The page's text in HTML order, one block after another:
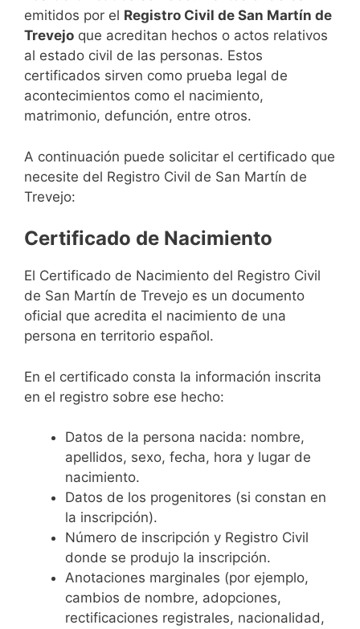
emitidos por el Registro Civil de San Martín de
Trevejo que acreditan hechos o actos relativos
al estado civil de las personas. Estos
certificados sirven como prueba legal de
acontecimientos como el nacimiento,
matrimonio, defunción, entre otros.
A continuación puede solicitar el certificado que
necesite del Registro Civil de San Martín de
Trevejo:
Certificado de Nacimiento
El Certificado de Nacimiento del Registro Civil
de San Martín de Trevejo es un documento
oficial que acredita el nacimiento de una
persona en territorio español.
En el certificado consta la información inscrita
en el registro sobre ese hecho:
Datos de la persona nacida: nombre,
apellidos, sexo, fecha, hora y lugar de
nacimiento.
Datos de los progenitores (si constan en
la inscripción).
Número de inscripción y Registro Civil
donde se produjo la inscripción.
Anotaciones marginales (por ejemplo,
cambios de nombre, adopciones,
rectificaciones registrales, nacionalidad,